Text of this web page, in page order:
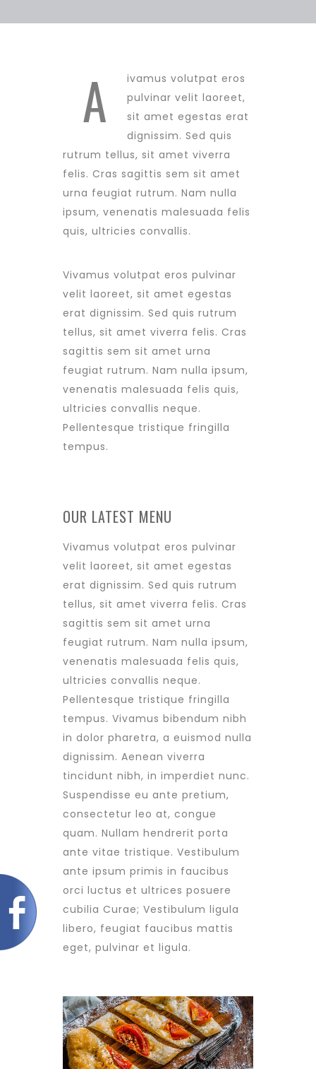
A
ivamus volutpat eros
pulvinar velit laoreet,
sit amet egestas erat
dignissim. Sed quis
rutrum tellus, sit amet viverra
felis. Cras sagittis sem sit amet
urna feugiat rutrum. Nam nulla
ipsum, venenatis malesuada felis
quis, ultricies convallis.
Vivamus volutpat eros pulvinar
velit laoreet, sit amet egestas
erat dignissim. Sed quis rutrum
tellus, sit amet viverra felis. Cras
sagittis sem sit amet urna
feugiat rutrum. Nam nulla ipsum,
venenatis malesuada felis quis,
ultricies convallis neque.
Pellentesque tristique fringilla
tempus.
OUR LATEST MENU
Vivamus volutpat eros pulvinar
velit laoreet, sit amet egestas
erat dignissim. Sed quis rutrum
tellus, sit amet viverra felis. Cras
sagittis sem sit amet urna
feugiat rutrum. Nam nulla ipsum,
venenatis malesuada felis quis,
ultricies convallis neque.
Pellentesque tristique fringilla
tempus. Vivamus bibendum nibh
in dolor pharetra, a euismod nulla
dignissim. Aenean viverra
tincidunt nibh, in imperdiet nunc.
Suspendisse eu ante pretium,
consectetur leo at, congue
quam. Nullam hendrerit porta
ante vitae tristique. Vestibulum
ante ipsum primis in faucibus
orci luctus et ultrices posuere
cubilia Curae; Vestibulum ligula
libero, feugiat faucibus mattis
eget, pulvinar et ligula.